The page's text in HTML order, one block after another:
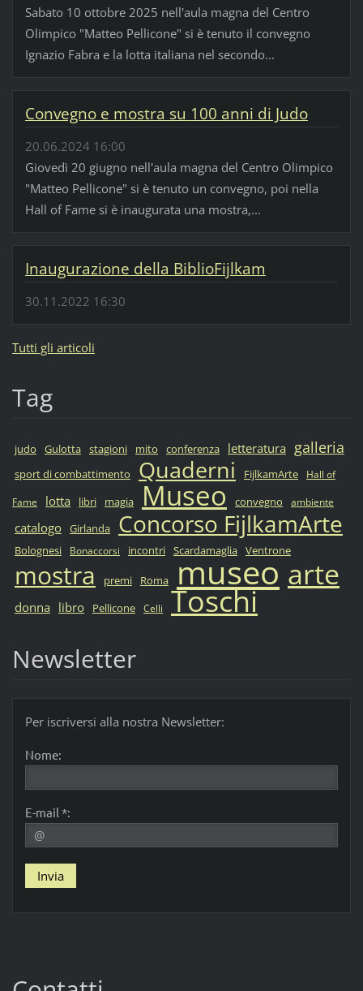
Sabato 10 ottobre 2025 nell'aula magna del Centro
Olimpico "Matteo Pellicone" si è tenuto il convegno
Ignazio Fabra e la lotta italiana nel secondo...
Convegno e mostra su 100 anni di Judo
20.06.2024 16:00
Giovedì 20 giugno nell'aula magna del Centro Olimpico
"Matteo Pellicone" si è tenuto un convegno, poi nella
Hall of Fame si è inaugurata una mostra,...
Inaugurazione della BiblioFijlkam
30.11.2022 16:30
Tutti gli articoli
Tag
judo Gulotta stagioni mito conferenza letteratura galleria
sport di combattimento Quaderni FijlkamArte
Hall of
Fame
lotta libri magia Museo convegno ambiente
catalogo Girlanda Concorso FijlkamArte
Bolognesi Bonaccorsi incontri Scardamaglia Ventrone
mostra premi Roma museo arte
donna libro Pellicone Celli Toschi
Newsletter
Per iscriversi alla nostra Newsletter:
Nome:
E-mail *: